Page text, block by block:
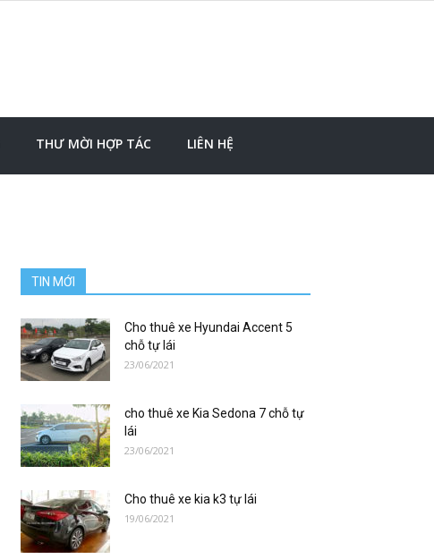
THƯ MỜI HỢP TÁC LIÊN HỆ
TIN MỚI
Cho thuê xe Hyundai Accent 5
chỗ tự lái
23/06/2021
cho thuê xe Kia Sedona 7 chỗ tự
lái
23/06/2021
Cho thuê xe kia k3 tự lái
19/06/2021